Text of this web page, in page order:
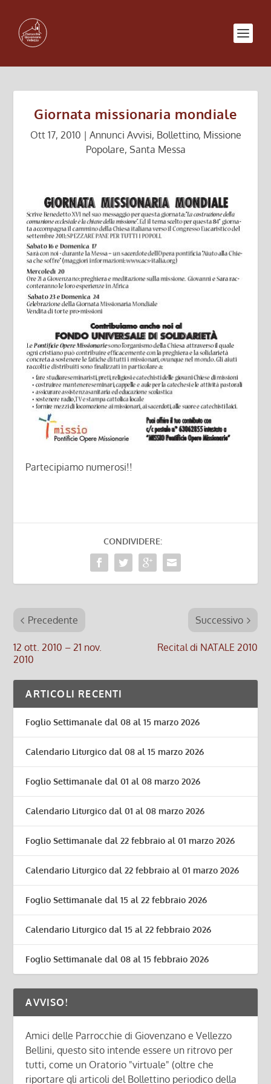
Giornata missionaria mondiale
Ott 17, 2010 | Annunci Avvisi, Bollettino, Missione
Popolare, Santa Messa
Partecipiamo numerosi!!
CONDIVIDERE:
Precedente
12 ott. 2010 – 21 nov.
2010
Successivo
Recital di NATALE 2010
ARTICOLI RECENTI
Foglio Settimanale dal 08 al 15 marzo 2026
Calendario Liturgico dal 08 al 15 marzo 2026
Foglio Settimanale dal 01 al 08 marzo 2026
Calendario Liturgico dal 01 al 08 marzo 2026
Foglio Settimanale dal 22 febbraio al 01 marzo 2026
Calendario Liturgico dal 22 febbraio al 01 marzo 2026
Foglio Settimanale dal 15 al 22 febbraio 2026
Calendario Liturgico dal 15 al 22 febbraio 2026
Foglio Settimanale dal 08 al 15 febbraio 2026
AVVISO!
Amici delle Parrocchie di Giovenzano e Vellezzo
Bellini, questo sito intende essere un ritrovo per
tutti, come un Oratorio "virtuale" (oltre che
riportare gli articoli del Bollettino periodico della